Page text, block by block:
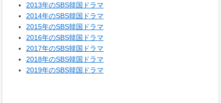
2013年のSBS韓国ドラマ
2014年のSBS韓国ドラマ
2015年のSBS韓国ドラマ
2016年のSBS韓国ドラマ
2017年のSBS韓国ドラマ
2018年のSBS韓国ドラマ
2019年のSBS韓国ドラマ